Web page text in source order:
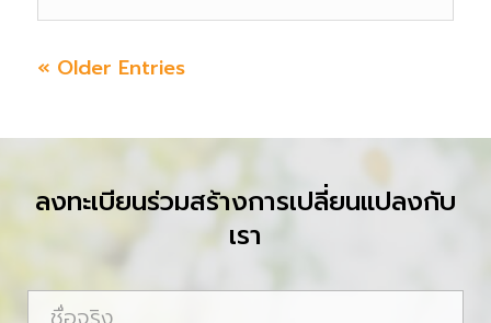
« Older Entries
ลงทะเบียนร่วมสร้างการเปลี่ยนแปลงกับ
เรา